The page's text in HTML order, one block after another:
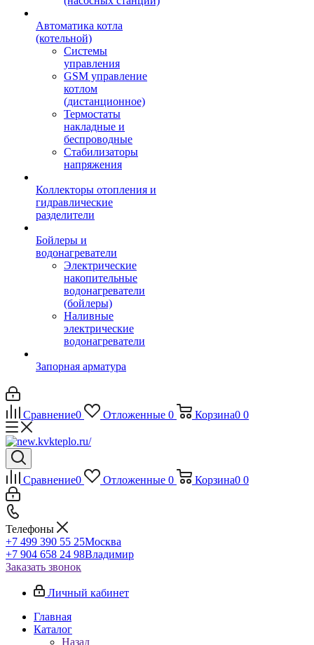
Автоматика котла
(котельной)
Системы
управления
GSM управление
котлом
(дистанционное)
Термостаты
накладные и
беспроводные
Стабилизаторы
напряжения
Коллекторы отопления и
гидравлические
разделители
Бойлеры и
водонагреватели
Электрические
накопительные
водонагреватели
(бойлеры)
Наливные
электрические
водонагреватели
Запорная арматура
Сравнение0 Отложенные 0 Корзина0 0
Сравнение0 Отложенные 0 Корзина0 0
Телефоны
+7 499 390 55 25Москва
+7 904 658 24 98Владимир
Заказать звонок
Личный кабинет
Главная
Каталог
Назад